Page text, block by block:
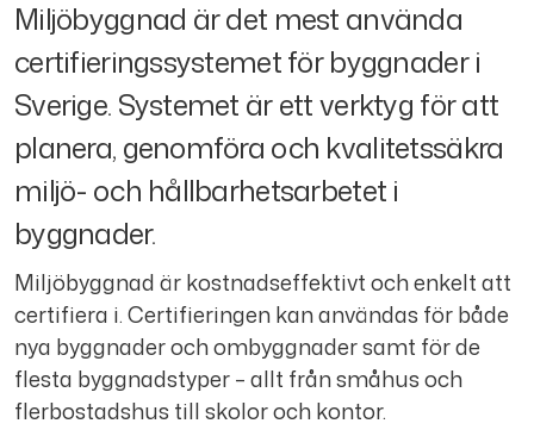
M
i
l
j
ö
b
Miljöbyggnad är det mest använda
certifieringssystemet för byggnader i
Sverige. Systemet är ett verktyg för att
planera, genomföra och kvalitetssäkra
miljö- och hållbarhetsarbetet i
byggnader.
Miljöbyggnad är kostnadseffektivt och enkelt att
certifiera i. Certifieringen kan användas för både
nya byggnader och ombyggnader samt för de
flesta byggnadstyper – allt från småhus och
flerbostadshus till skolor och kontor.